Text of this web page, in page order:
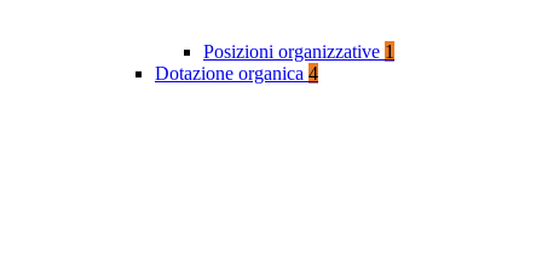
Posizioni organizzative 1
Dotazione organica 4